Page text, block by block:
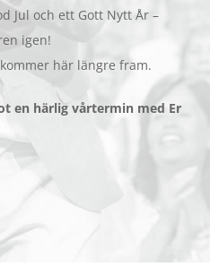
Jul och ett Gott Nytt År –
igen!
här längre fram.
en härlig vårtermin med Er